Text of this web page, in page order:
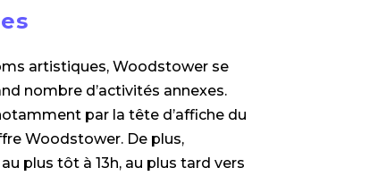
artistiques, Woodstower se
nombre d’activités annexes.
par la tête d’affiche du
Woodstower. De plus,
plus tôt à 13h, au plus tard vers